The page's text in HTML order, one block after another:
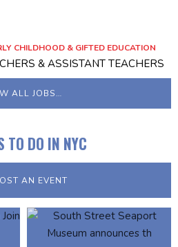
CHILDHOOD & GIFTED EDUCATION
& ASSISTANT TEACHERS
ALL JOBS…
TO DO IN NYC
AN EVENT